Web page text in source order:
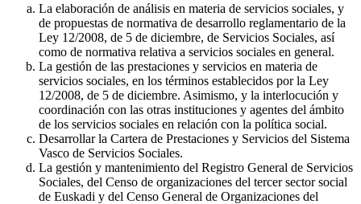
La elaboración de análisis en materia de servicios sociales, y
de propuestas de normativa de desarrollo reglamentario de la
Ley 12/2008, de 5 de diciembre, de Servicios Sociales, así
como de normativa relativa a servicios sociales en general.
La gestión de las prestaciones y servicios en materia de
servicios sociales, en los términos establecidos por la Ley
12/2008, de 5 de diciembre. Asimismo, y la interlocución y
coordinación con las otras instituciones y agentes del ámbito
de los servicios sociales en relación con la política social.
Desarrollar la Cartera de Prestaciones y Servicios del Sistema
Vasco de Servicios Sociales.
La gestión y mantenimiento del Registro General de Servicios
Sociales, del Censo de organizaciones del tercer sector social
de Euskadi y del Censo General de Organizaciones del